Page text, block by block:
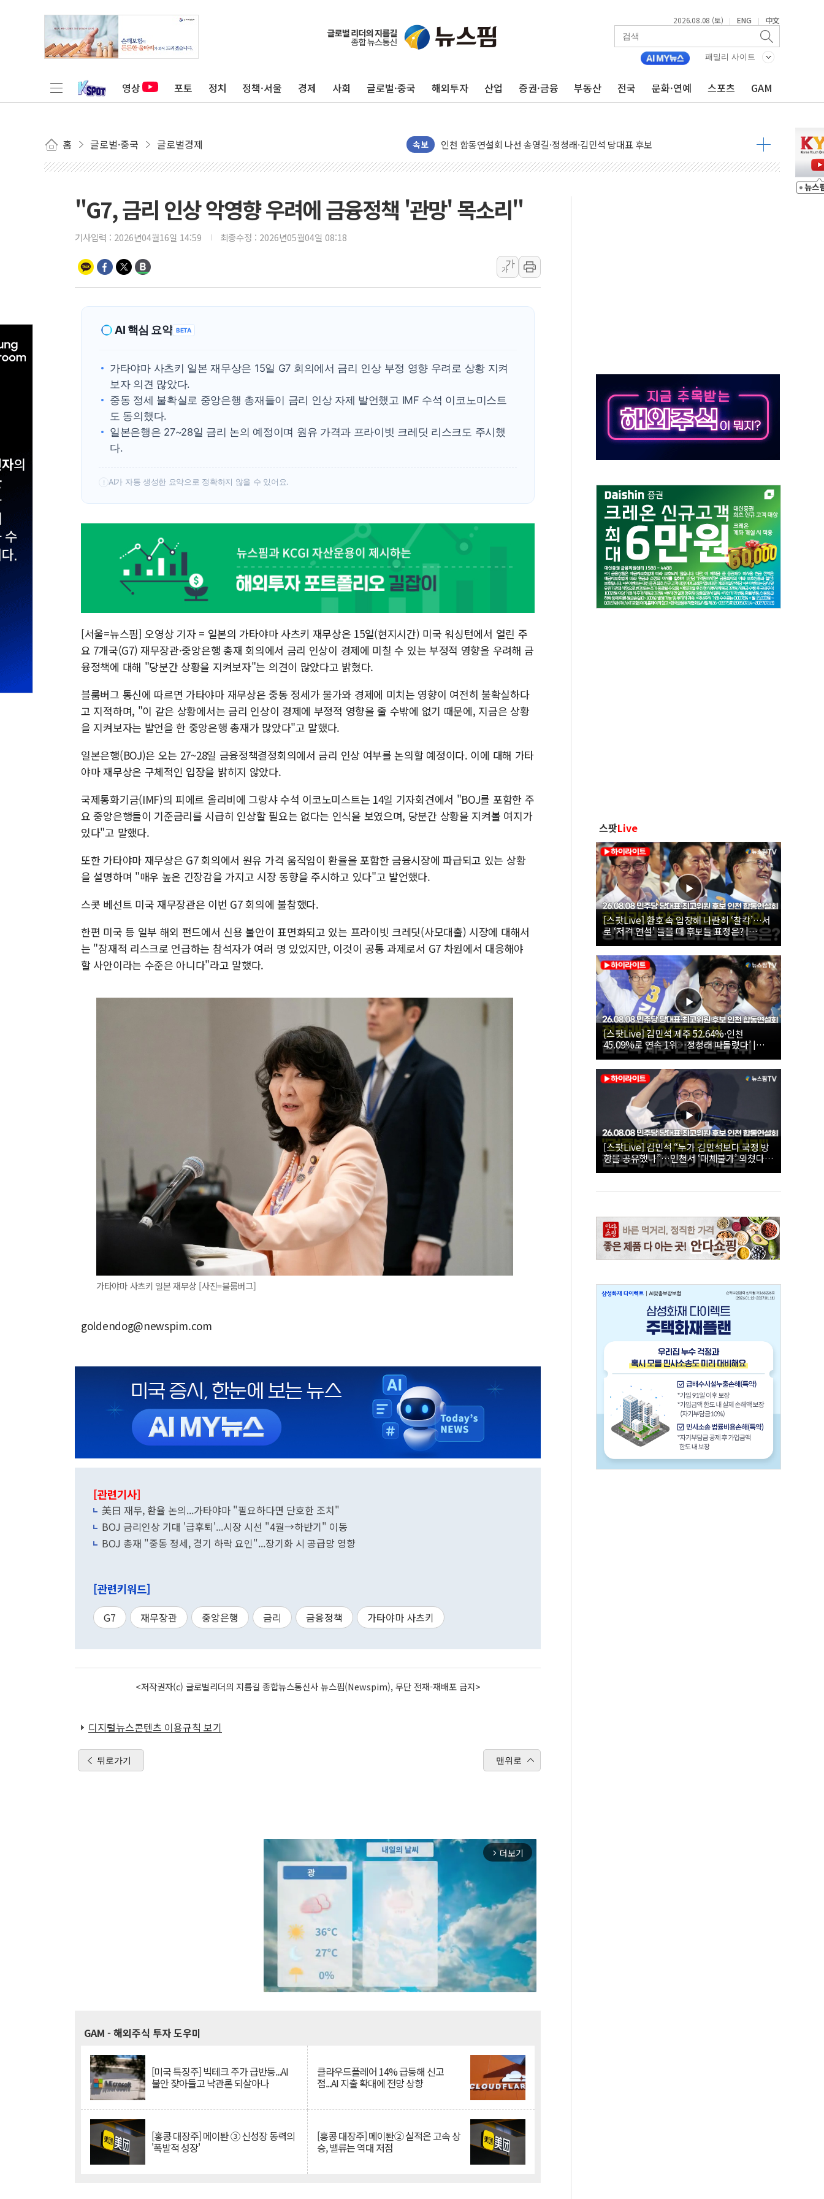
2026.08.08 (토) | ENG | 中文
패밀리 사이트
영상 포토 정치 정책·서울 경제 사회 글로벌·중국 해외투자 산업 증권·금융 부동산 전국 문화·연예 스포츠 GAM
홈 글로벌·중국 글로벌경제 속보
울진·영덕 '호우특보'-포항 '산사태 주의보'...경북도, 호우 피해·통제구간 없어
인천 합동연설회 나선 송영길·정청래·김민석 당대표 후보
김민석, 2주차 제주·인천 경선서 정청래에 승리...47.75% vs 42.08%
[속보] 민주, 제주·인천 경선 결과 발표...김민석 47.75% 정청래 42.08%
[속보] 민주, 인천 경선 결과 발표...김민석 45.09% 정청래 43.27% 송영길 11.63%
이번주 국내 주요 금융일정(8.10~8.14)
美, 이란전 출구전략 만지작…공습 한계·탄약 부족 현실화
강릉·동해·삼척 시간당 최대 50㎜ 폭우…강원 동해안 강한 비 이어져
폐기물 수거하다 참변…60대 환경미화원 수거차에 치여 사망
여수 오동도 인근 해상서 모터보트 전복…1명 사망·1명 실종
인천 선재도 갯벌서 해루질 중 실종 60대 나흘만에 숨진 채 발견
인천서 말다툼 중 어머니 흉기 살해 10대 아들 체포
'화합' 꺼낸 김민석에 '뻔뻔' 받아친 정청래…제주 연설서 신경전 고조
"G7, 금리 인상 악영향 우려에 금융정책 '관망' 목소리"
기사입력 : 2026년04월16일 14:59 최종수정 : 2026년05월04일 08:18
가
가
AI 핵심 요약 BETA
가타야마 사츠키 일본 재무상은 15일 G7 회의에서 금리 인상 부정 영향 우려로 상황 지켜
보자 의견 많았다.
중동 정세 불확실로 중앙은행 총재들이 금리 인상 자제 발언했고 IMF 수석 이코노미스트
도 동의했다.
일본은행은 27~28일 금리 논의 예정이며 원유 가격과 프라이빗 크레딧 리스크도 주시했
다.
! AI가 자동 생성한 요약으로 정확하지 않을 수 있어요.
[서울=뉴스핌] 오영상 기자 = 일본의 가타야마 사츠키 재무상은 15일(현지시간) 미국 워싱턴에서 열린 주
요 7개국(G7) 재무장관·중앙은행 총재 회의에서 금리 인상이 경제에 미칠 수 있는 부정적 영향을 우려해 금
융정책에 대해 "당분간 상황을 지켜보자"는 의견이 많았다고 밝혔다.
블룸버그 통신에 따르면 가타야마 재무상은 중동 정세가 물가와 경제에 미치는 영향이 여전히 불확실하다
고 지적하며, "이 같은 상황에서는 금리 인상이 경제에 부정적 영향을 줄 수밖에 없기 때문에, 지금은 상황
을 지켜보자는 발언을 한 중앙은행 총재가 많았다"고 말했다.
일본은행(BOJ)은 오는 27~28일 금융정책결정회의에서 금리 인상 여부를 논의할 예정이다. 이에 대해 가타
야마 재무상은 구체적인 입장을 밝히지 않았다.
국제통화기금(IMF)의 피에르 올리비에 그랑샤 수석 이코노미스트는 14일 기자회견에서 "BOJ를 포함한 주
요 중앙은행들이 기준금리를 시급히 인상할 필요는 없다는 인식을 보였으며, 당분간 상황을 지켜볼 여지가
있다"고 말했다.
또한 가타야마 재무상은 G7 회의에서 원유 가격 움직임이 환율을 포함한 금융시장에 파급되고 있는 상황
을 설명하며 "매우 높은 긴장감을 가지고 시장 동향을 주시하고 있다"고 발언했다.
스콧 베선트 미국 재무장관은 이번 G7 회의에 불참했다.
한편 미국 등 일부 해외 펀드에서 신용 불안이 표면화되고 있는 프라이빗 크레딧(사모대출) 시장에 대해서
는 "잠재적 리스크로 언급하는 참석자가 여러 명 있었지만, 이것이 공통 과제로서 G7 차원에서 대응해야
할 사안이라는 수준은 아니다"라고 말했다.
가타야마 사츠키 일본 재무상 [사진=블룸버그]
goldendog@newspim.com
[관련기사]
美日 재무, 환율 논의...가타야마 "필요하다면 단호한 조치"
BOJ 금리인상 기대 '급후퇴'...시장 시선 "4월→하반기" 이동
BOJ 총재 "중동 정세, 경기 하락 요인"...장기화 시 공급망 영향
[관련키워드]
G7 재무장관 중앙은행 금리 금융정책 가타야마 사츠키
<저작권자(c) 글로벌리더의 지름길 종합뉴스통신사 뉴스핌(Newspim), 무단 전재-재배포 금지>
디지털뉴스콘텐츠 이용규칙 보기
뒤로가기 맨위로
arrow_forward_ios 더보기
GAM - 해외주식 투자 도우미
[미국 특징주] 빅테크 주가 급반등...AI
불안 잦아들고 낙관론 되살아나
클라우드플레어 14% 급등해 신고
점...AI 지출 확대에 전망 상향
[홍콩 대장주] 메이퇀 ③ 신성장 동력의
'폭발적 성장'
[홍콩 대장주] 메이퇀② 실적은 고속 상
승, 밸류는 역대 저점
스팟Live
[스팟Live] 환호 속 입장해 나란히 ‘찰칵’…서
로 ‘저격 연설’ 들을 때 후보들 표정은? |
26.08.08 더불어민주당 당대표·최고위원 후
보 인천 합동연설회
[스팟Live] 김민석 제주 52.64%·인천
45.09%로 연속 1위…정청래 따돌렸다’ |
26.08.08 더불어민주당 당대표·최고위원 후
보 인천 합동연설회
[스팟Live] 김민석 “누가 김민석보다 국정 방
향을 공유했나”…인천서 ‘대체불가’ 외쳤다 |
26.08.08 더불어민주당 당대표·최고위원 후